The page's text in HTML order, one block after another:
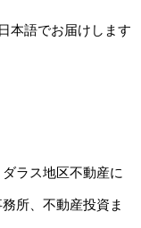
本語でお届けします
ラス地区不動産に
所、不動産投資ま